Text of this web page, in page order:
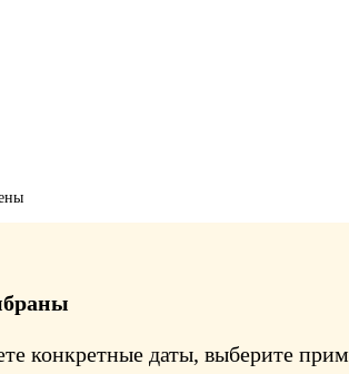
конкретные даты, выберите